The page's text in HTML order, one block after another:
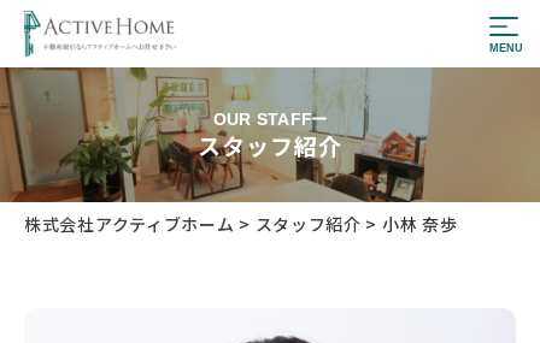
OUR STAFF
スタッフ紹介
株式会社アクティブホーム > スタッフ紹介 > 小林 奈歩